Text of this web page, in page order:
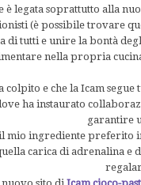
è legata soprattutto alla
(è possibile trovare
di tutti e unire la bontà
nella propria
e che la Icam
ha instaurato
garantire
mio ingrediente preferito
carica di adrenalina e